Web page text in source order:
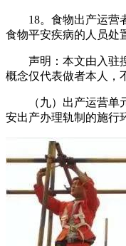
18。食物出产运营者
食物平安疾病的人员处
声明：本文由入驻搜
概念仅代表做者本人，
（九）出产运营单元
安出产办理轨制的施行